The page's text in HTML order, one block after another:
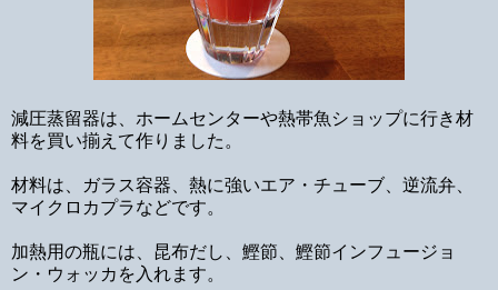
減圧蒸留器は、ホームセンターや熱帯魚ショップに行き材
料を買い揃えて作りました。
材料は、ガラス容器、熱に強いエア・チューブ、逆流弁、
マイクロカプラなどです。
加熱用の瓶には、昆布だし、鰹節、鰹節インフュージョ
ン・ウォッカを入れます。